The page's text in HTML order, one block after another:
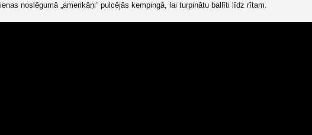
noslēgumā „amerikāņi” pulcējās kempingā, lai turpinātu ballīti līdz rītam.